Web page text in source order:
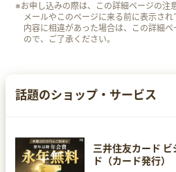
※お申し込みの際は、この詳細ページの注
メールやこのページに来る前に表示さ
内容に相違があった場合は、この詳細
ので、ご了承ください。
話題のショップ・サービス
三井住友カード
ド（カード発行）